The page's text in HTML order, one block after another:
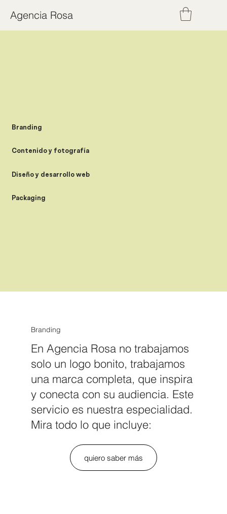
Agencia Rosa
Branding
Contenido y fotografía
Diseño y desarrollo web
Packaging
Branding
En Agencia Rosa no trabajamos
solo un logo bonito, trabajamos
una marca completa, que inspira
y conecta con su audiencia. Este
servicio es nuestra especialidad.
Mira todo lo que incluye:
quiero saber más